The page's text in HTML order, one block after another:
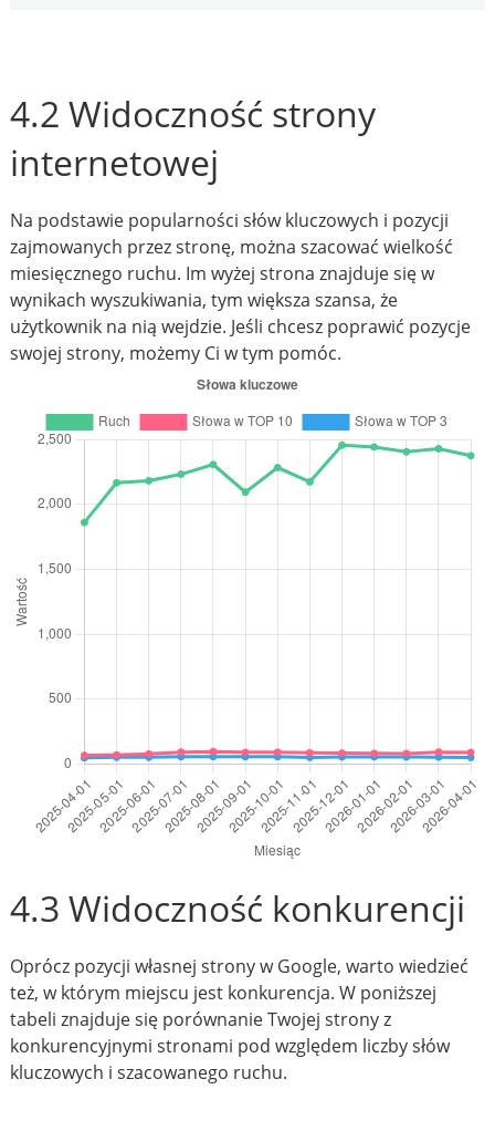
4.2 Widoczność strony
internetowej
Na podstawie popularności słów kluczowych i pozycji
zajmowanych przez stronę, można szacować wielkość
miesięcznego ruchu. Im wyżej strona znajduje się w
wynikach wyszukiwania, tym większa szansa, że
użytkownik na nią wejdzie. Jeśli chcesz poprawić pozycje
swojej strony, możemy Ci w tym pomóc.
4.3 Widoczność konkurencji
Oprócz pozycji własnej strony w Google, warto wiedzieć
też, w którym miejscu jest konkurencja. W poniższej
tabeli znajduje się porównanie Twojej strony z
konkurencyjnymi stronami pod względem liczby słów
kluczowych i szacowanego ruchu.